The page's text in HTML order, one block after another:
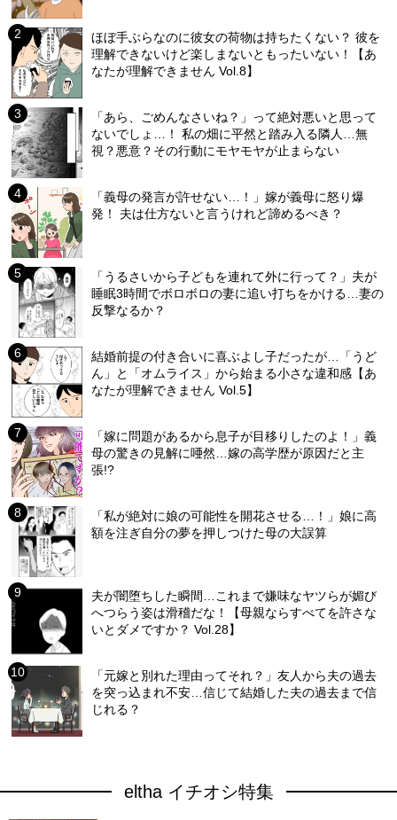
ほぼ手ぶらなのに彼女の荷物は持ちたくない？ 彼を
理解できないけど楽しまないともったいない！【あ
なたが理解できません Vol.8】
「あら、ごめんなさいね？」って絶対悪いと思って
ないでしょ…！ 私の畑に平然と踏み入る隣人…無
視？悪意？その行動にモヤモヤが止まらない
「義母の発言が許せない…！」嫁が義母に怒り爆
発！ 夫は仕方ないと言うけれど諦めるべき？
「うるさいから子どもを連れて外に行って？」夫が
睡眠3時間でボロボロの妻に追い打ちをかける…妻の
反撃なるか？
結婚前提の付き合いに喜ぶよし子だったが…「うど
ん」と「オムライス」から始まる小さな違和感【あ
なたが理解できません Vol.5】
「嫁に問題があるから息子が目移りしたのよ！」義
母の驚きの見解に唖然…嫁の高学歴が原因だと主
張!?
「私が絶対に娘の可能性を開花させる…！」娘に高
額を注ぎ自分の夢を押しつけた母の大誤算
夫が闇堕ちした瞬間…これまで嫌味なヤツらが媚び
へつらう姿は滑稽だな！【母親ならすべてを許さな
いとダメですか？ Vol.28】
「元嫁と別れた理由ってそれ？」友人から夫の過去
を突っ込まれ不安…信じて結婚した夫の過去まで信
じれる？
eltha イチオシ特集